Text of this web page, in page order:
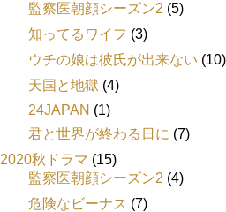
監察医朝顔シーズン2 (5)
知ってるワイフ (3)
ウチの娘は彼氏が出来ない (10)
天国と地獄 (4)
24JAPAN (1)
君と世界が終わる日に (7)
2020秋ドラマ (15)
監察医朝顔シーズン2 (4)
危険なビーナス (7)